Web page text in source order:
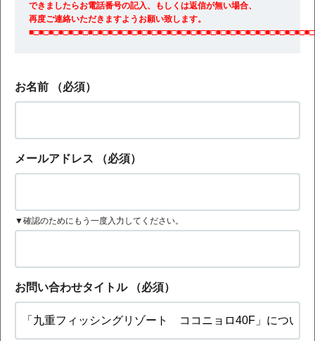
できましたらお電話番号の記入、もしくは返信が無い場合、
再度ご連絡いただきますようお願い致します。
■□■□■□■□■□■□■□■□■□■□■□■□■□■□■□■□■□■□■□■□■□■□■□■□■□■□■□■□■□
お名前 （必須）
メールアドレス （必須）
▼確認のためにもう一度入力してください。
お問い合わせタイトル （必須）